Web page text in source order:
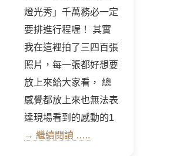
燈光秀」千萬務必一定
要排進行程喔！ 其實
我在這裡拍了三四百張
照片，每一張都好想要
放上來給大家看， 總
感覺都放上來也無法表
達現場看到的感動的1
→ 繼續閱讀 …..